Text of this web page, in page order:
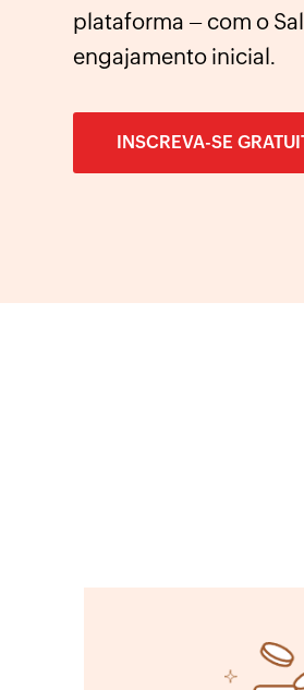
plataforma – com o
engajamento inicial.
INSCREVA-SE